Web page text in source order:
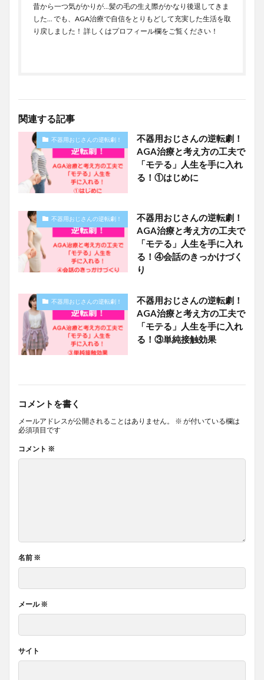
昔から一つ気がかりが...髪の毛の生え際がかなり後退してきま
した... でも、AGA治療で自信をとりもどして充実した生活を取
り戻しました！ 詳しくはプロフィール欄をご覧ください！
関連する記事
不器用おじさんの逆転劇！
不器用おじさんの逆転劇！
AGA治療と考え方の工夫で
「モテる」人生を手に入れ
る！①はじめに
不器用おじさんの逆転劇！
不器用おじさんの逆転劇！
AGA治療と考え方の工夫で
「モテる」人生を手に入れ
る！④会話のきっかけづく
り
不器用おじさんの逆転劇！
不器用おじさんの逆転劇！
AGA治療と考え方の工夫で
「モテる」人生を手に入れ
る！③単純接触効果
コメントを書く
メールアドレスが公開されることはありません。 ※ が付いている欄は
必須項目です
コメント ※
名前 ※
メール※
サイト